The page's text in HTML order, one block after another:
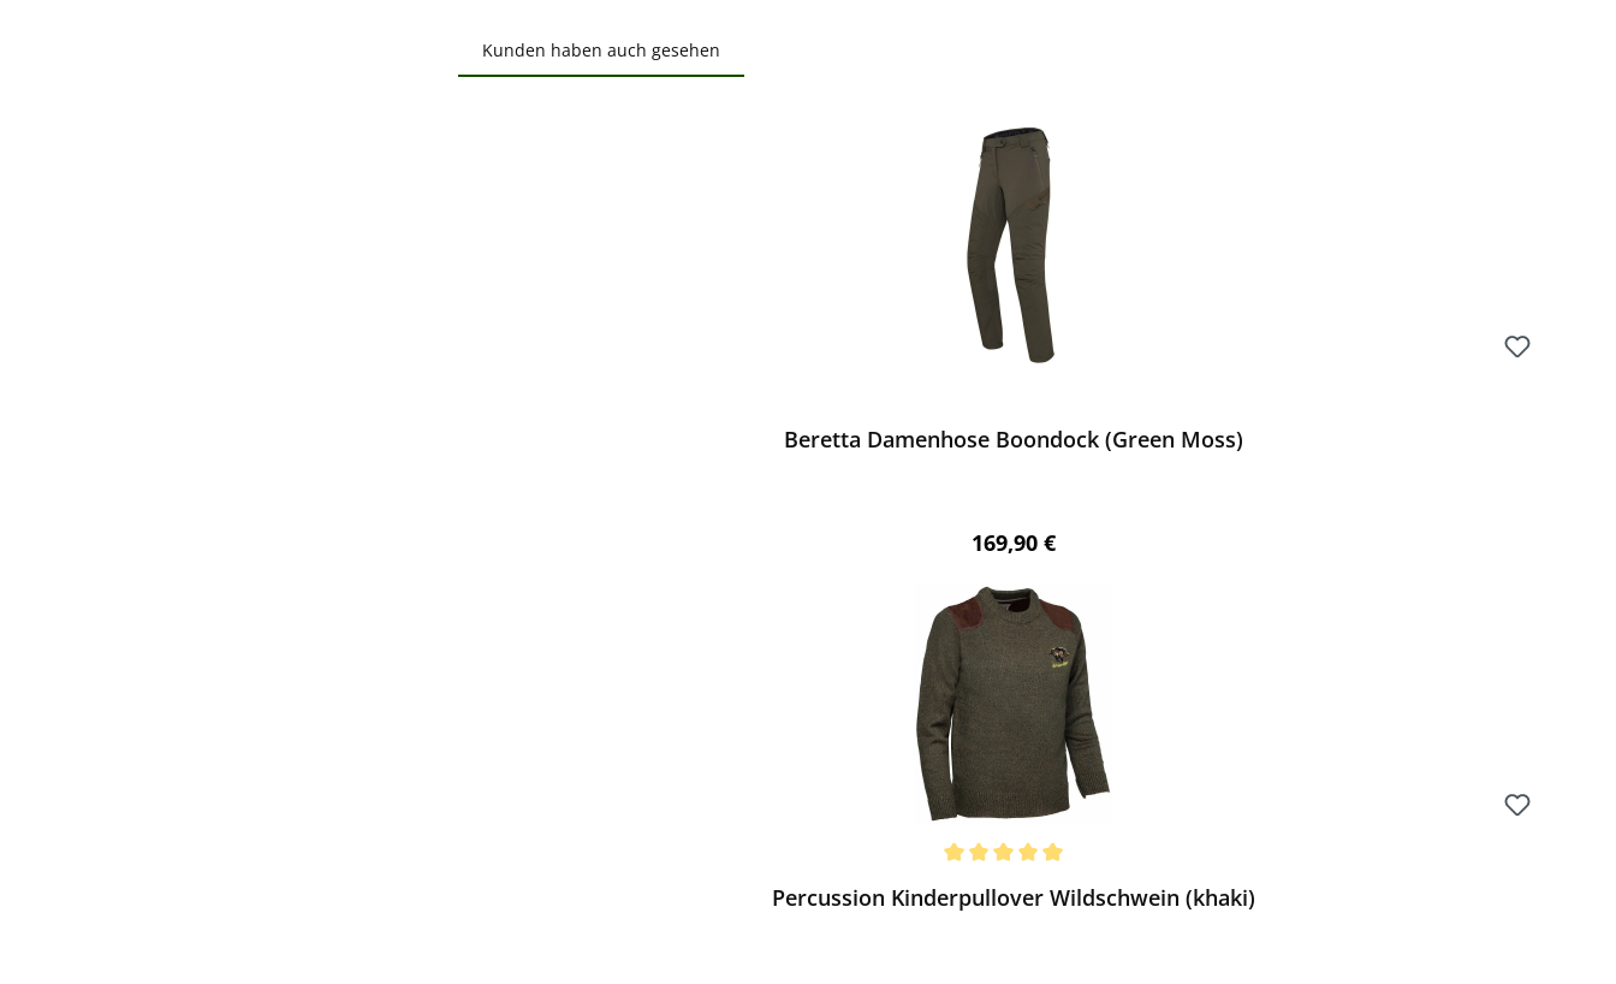
Kunden haben auch gesehen
Beretta Damenhose Boondock (Green Moss)
Regulärer Preis:
169,90 €
Percussion Kinderpullover Wildschwein (khaki)